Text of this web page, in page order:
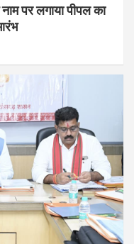
पर लगाया पीपल का